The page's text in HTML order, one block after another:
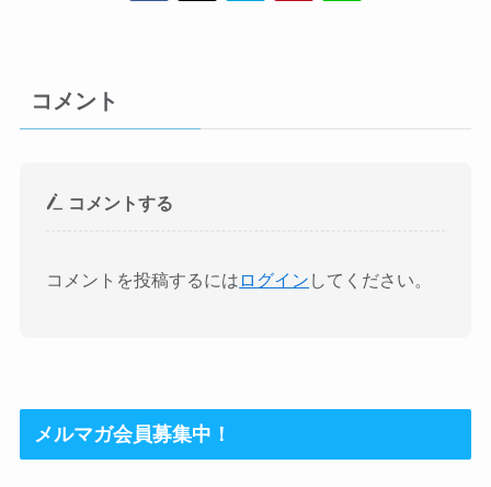
コメント
コメントする
コメントを投稿するには ログイン してください。
メルマガ会員募集中！